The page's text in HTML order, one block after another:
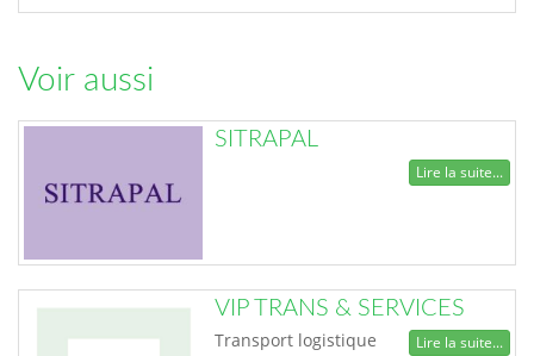
Voir aussi
SITRAPAL
Lire la suite...
VIP TRANS & SERVICES
Transport logistique Lire la suite...